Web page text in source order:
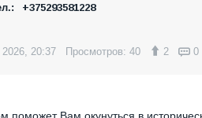
+375293581228
20:37 Просмотров: 40 2 0